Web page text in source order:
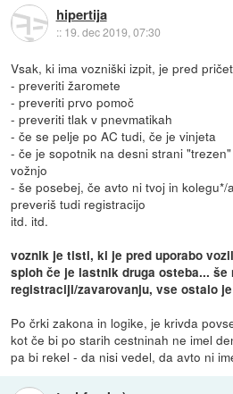
hipertija
:: 19. dec 2019, 07:30
Vsak, ki ima vozniški izpit, je pred
- preveriti žaromete
- preveriti prvo pomoč
- preveriti tlak v pnevmatikah
- če se pelje po AC tudi, če je vinjeta
- če je sopotnik na desni strani
vožnjo
- še posebej, če avto ni tvoj in
preveriš tudi registracijo
itd. itd.
voznik je tisti, ki je pred uporabo
sploh če je lastnik druga osteba...
registraciji/zavarovanju, vse ostalo
Po črki zakona in logike, je krivda
kot če bi po starih cestninah ne imel
pa bi rekel - da nisi vedel, da avto ni